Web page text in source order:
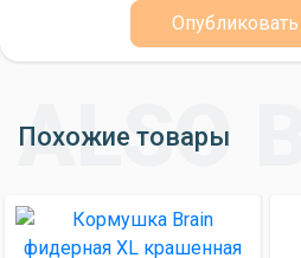
Похожие товары